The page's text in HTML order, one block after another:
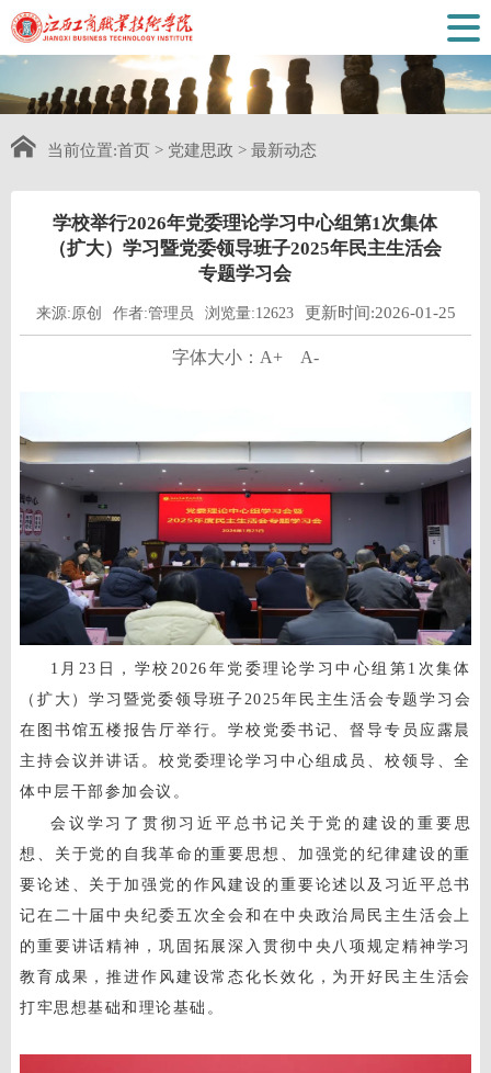
当前位置:首页 > 党建思政 > 最新动态
学校举行2026年党委理论学习中心组第1次集体
（扩大）学习暨党委领导班子2025年民主生活会
专题学习会
来源:原创 作者:管理员 浏览量:12623 更新时间:2026-01-25
字体大小： A+ A-
1月23日，学校2026年党委理论学习中心组第1次集体
（扩大）学习暨党委领导班子2025年民主生活会专题学习会
在图书馆五楼报告厅举行。学校党委书记、督导专员应露晨
主持会议并讲话。校党委理论学习中心组成员、校领导、全
体中层干部参加会议。
会议学习了 贯彻习近平总书记关于党的建设的重要思
想、关于党的自我革命的重要思想、加强党的纪律建设的重
要论述、关于加强党的作风建设的重要论述以及习近平总书
记在二十届中央纪委五次全会和在中央政治局民主生活会上
的重要讲话精神，巩固拓展深入贯彻中央八项规定精神学习
教育成果，推进作风建设常态化长效化，为开好民主生活会
打牢思想基础和理论基础。